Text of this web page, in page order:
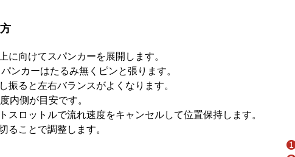
に向けてスパンカーを展開します。
ンカーはたるみ無くピンと張ります。
振ると左右バランスがよくなります。
内側が目安です。
スロットルで流れ速度をキャンセルして位置保持します。
ることで調整します。